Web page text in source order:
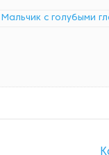
Мальчик с голубыми